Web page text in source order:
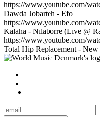
https://www.youtube.com/
Dawda Jobarteh - Efo
https://www.youtube.com/
Kalaha - Nilaborre (Live @
https://www.youtube.com/
Total Hip Replacement - New